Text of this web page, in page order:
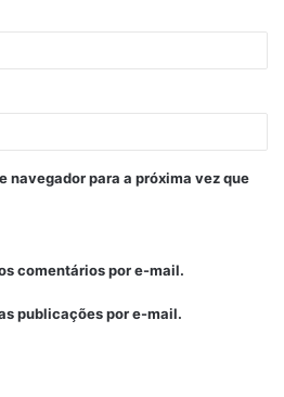
navegador para a próxima vez que
comentários por e-mail.
publicações por e-mail.